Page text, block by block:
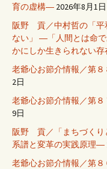
育の虚構― 2026年8月1日
阪野 貢／中村哲の「平
ない」 ―「人間とは命
かにしか生きられない
老爺心お節介情報／第８
2日
老爺心お節介情報／第８
9日
阪野 貢／「まちづくり
系譜と変革の実践原理―
老爺心お節介情報／第８